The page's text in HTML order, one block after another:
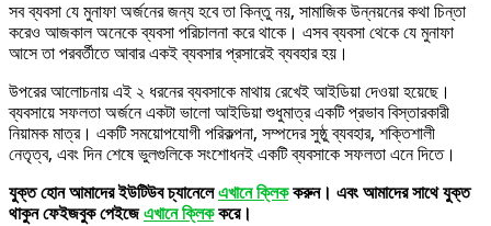
সব ব্যবসা যে মুনাফা অর্জনের জন্য হবে তা কিন্তু নয়, সামাজিক উন্নয়নের কথা চিন্তা
করেও আজকাল অনেকে ব্যবসা পরিচালনা করে থাকে। এসব ব্যবসা থেকে যে মুনাফা
আসে তা পরবর্তীতে আবার একই ব্যবসার প্রসারেই ব্যবহার হয়।
উপরের আলোচনায় এই ২ ধরনের ব্যবসাকে মাথায় রেখেই আইডিয়া দেওয়া হয়েছে।
ব্যবসায়ে সফলতা অর্জনে একটা ভালো আইডিয়া শুধুমাত্র একটি প্রভাব বিস্তারকারী
নিয়ামক মাত্র। একটি সময়োপযোগী পরিকল্পনা, সম্পদের সুষ্ঠু ব্যবহার, শক্তিশালী
নেতৃত্ব, এবং দিন শেষে ভুলগুলিকে সংশোধনই একটি ব্যবসাকে সফলতা এনে দিতে।
যুক্ত হোন আমাদের ইউটিউব চ্যানেলেএখানে ক্লিককরুন। এবং আমাদের সাথে যুক্ত
থাকুন ফেইজবুক পেইজেএখানে ক্লিককরে।